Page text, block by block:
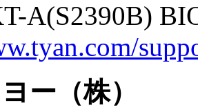
A(S2390B)
ー（株）